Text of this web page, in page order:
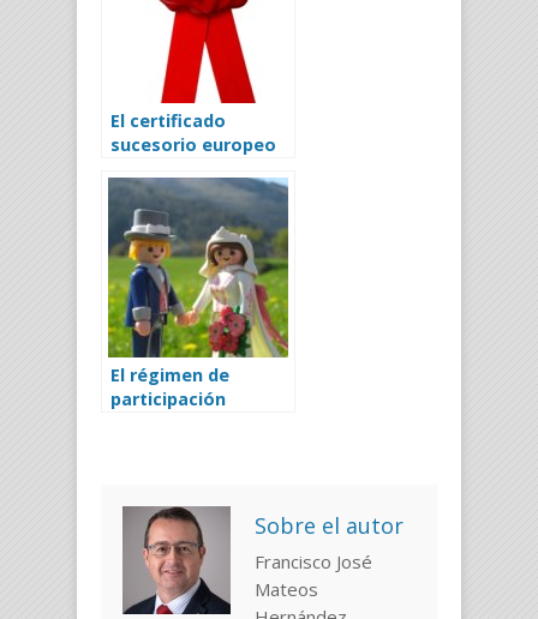
El certificado
sucesorio europeo
El régimen de
participación
Sobre el autor
Francisco José
Mateos